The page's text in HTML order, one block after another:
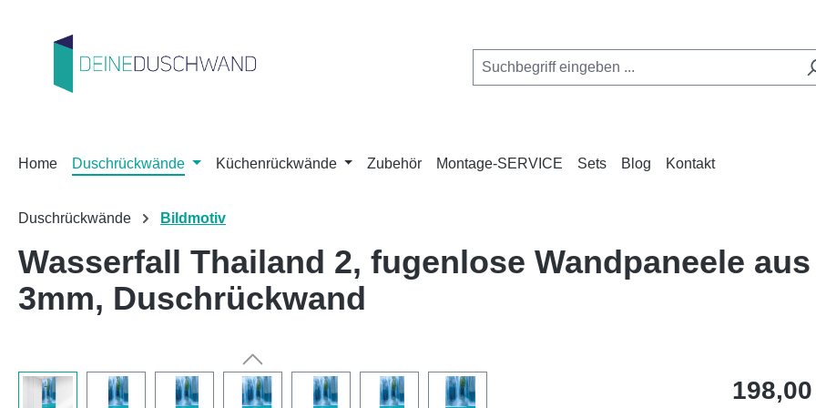
Home Duschrückwände Küchenrückwände Zubehör Montage-SERVICE Sets Blog Kontakt
Duschrückwände Bildmotiv
Wasserfall Thailand 2, fugenlose Wandpaneele
3mm, Duschrückwand
Regulärer